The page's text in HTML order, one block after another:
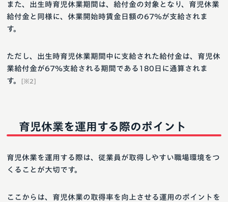
また、出生時育児休業期間は、給付金の対象となり、育児休業
給付金と同様に、休業開始時賃金日額の67％が支給されま
す。
ただし、出生時育児休業期間中に支給された給付金は、育児休
業給付金が67％支給される期間である180日に通算されま
す。
[※2]
育児休業を運用する際のポイント
育児休業を運用する際は、従業員が取得しやすい職場環境をつ
くることが大切です。
ここからは、育児休業の取得率を向上させる運用のポイントを